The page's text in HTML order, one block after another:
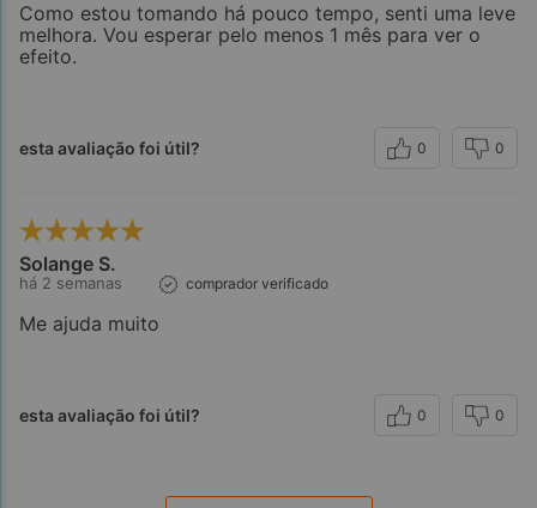
Como estou tomando há pouco tempo, senti uma leve
melhora. Vou esperar pelo menos 1 mês para ver o
efeito.
esta avaliação foi útil? 0 0
Solange S.
há 2 semanas comprador verificado
Me ajuda muito
esta avaliação foi útil? 0 0